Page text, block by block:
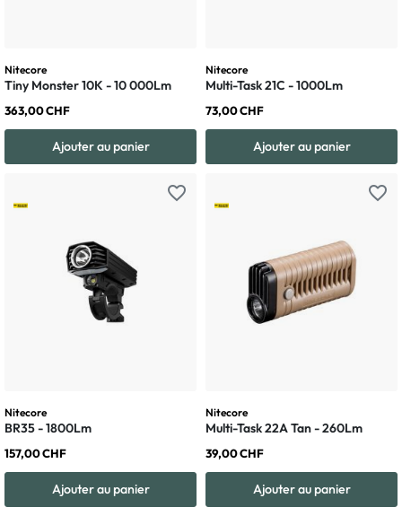
Nitecore
Tiny Monster 10K - 10 000Lm
363,00 CHF
Ajouter au panier
Nitecore
Multi-Task 21C - 1000Lm
73,00 CHF
Ajouter au panier
favorite_border
Nitecore
BR35 - 1800Lm
157,00 CHF
Ajouter au panier
favorite_border
Nitecore
Multi-Task 22A Tan - 260Lm
39,00 CHF
Ajouter au panier